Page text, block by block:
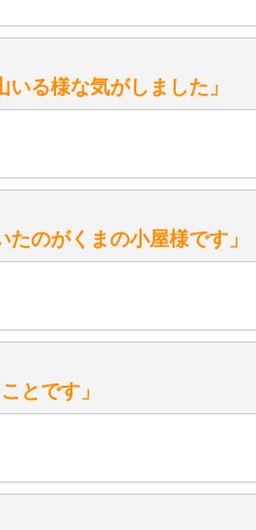
。
『グロウラー』といいます。
ぜでしょうか？
と音が鳴る『スクエーカー』が
）
る様な気がしました」
）
のがくまの小屋様です」
とです」
）